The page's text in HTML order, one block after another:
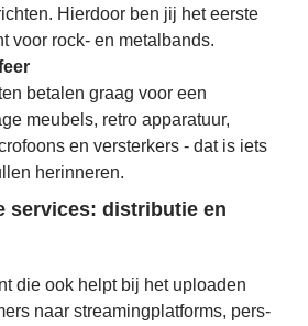
Hierdoor ben jij het eerste
voor rock- en metalbands.
betalen graag voor een
meubels, retro apparatuur,
en versterkers - dat is iets
herinneren.
services: distributie en
die ook helpt bij het uploaden
naar streamingplatforms, pers-